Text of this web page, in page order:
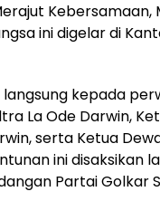
Kebersamaan,
ini digelar di
kepada
La Ode Darwin,
serta Ketua
ini disaksikan
Partai Golkar